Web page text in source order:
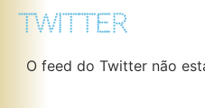
TWITTER
O feed do Twitter não